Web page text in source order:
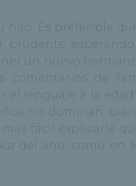
hijo. Es preferible
prudente
un nuevo
de
el lenguaje a la
no dominan
más fácil explicarle
del año, como en